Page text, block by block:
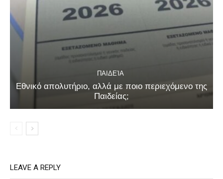
ΠΑΙΔΕΊΑ
Εθνικό απολυτήριο, αλλά με ποιο περιεχόμενο της
Παιδείας;
LEAVE A REPLY